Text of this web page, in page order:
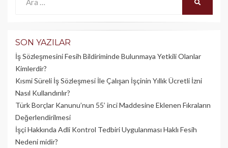
SON YAZILAR
İş Sözleşmesini Fesih Bildiriminde Bulunmaya Yetkili Olanlar
Kimlerdir?
Kısmi Süreli İş Sözleşmesi İle Çalışan İşçinin Yıllık Üc­retli İzni
Nasıl Kullandırılır?
Türk Borçlar Kanunu’nun 55’ inci Maddesine Eklenen Fıkraların
Değerlendirilmesi
İşçi Hakkında Adli Kontrol Tedbiri Uygulanması Haklı Fesih
Nedeni midir?